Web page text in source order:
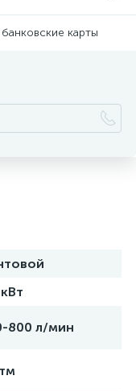
карты
800 л/мин